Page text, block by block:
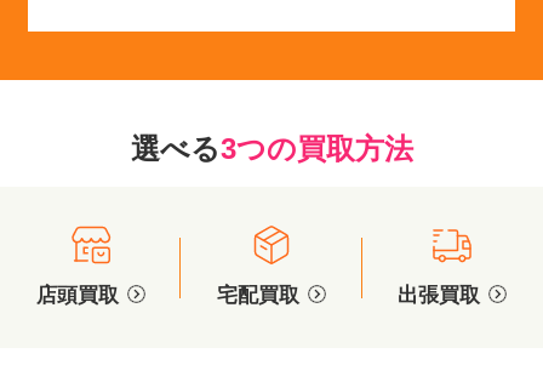
選べる3つの買取方法
店頭買取 宅配買取 出張買取